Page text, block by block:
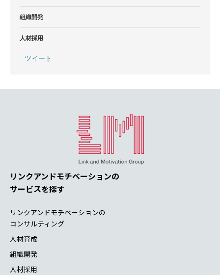
組織開発
人材採用
ツイート
リンクアンドモチベーションの
サービスを探す
リンクアンドモチベーションの
コンサルティング
人材育成
組織開発
人材採用